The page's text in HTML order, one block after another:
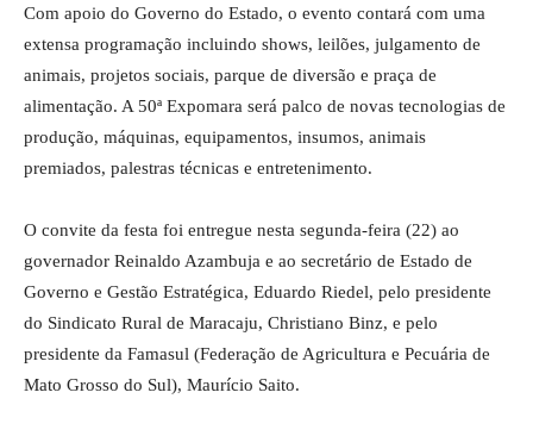
Com apoio do Governo do Estado, o evento contará com uma
extensa programação incluindo shows, leilões, julgamento de
animais, projetos sociais, parque de diversão e praça de
alimentação. A 50ª Expomara será palco de novas tecnologias de
produção, máquinas, equipamentos, insumos, animais
premiados, palestras técnicas e entretenimento.
O convite da festa foi entregue nesta segunda-feira (22) ao
governador Reinaldo Azambuja e ao secretário de Estado de
Governo e Gestão Estratégica, Eduardo Riedel, pelo presidente
do Sindicato Rural de Maracaju, Christiano Binz, e pelo
presidente da Famasul (Federação de Agricultura e Pecuária de
Mato Grosso do Sul), Maurício Saito.